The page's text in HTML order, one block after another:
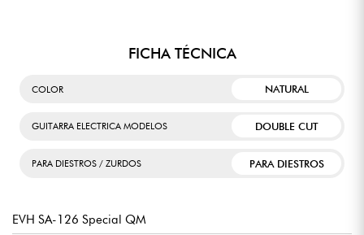
FICHA TÉCNICA
COLOR NATURAL
GUITARRA ELECTRICA MODELOS DOUBLE CUT
PARA DIESTROS / ZURDOS PARA DIESTROS
EVH SA-126 Special QM